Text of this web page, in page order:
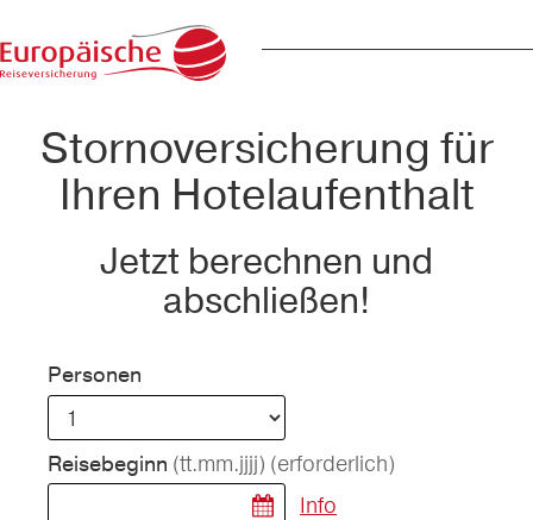
Stornoversicherung für
Ihren Hotelaufenthalt
Jetzt berechnen und
abschließen!
Personen
Reisebeginn (tt.mm.jjjj) (erforderlich)
Info